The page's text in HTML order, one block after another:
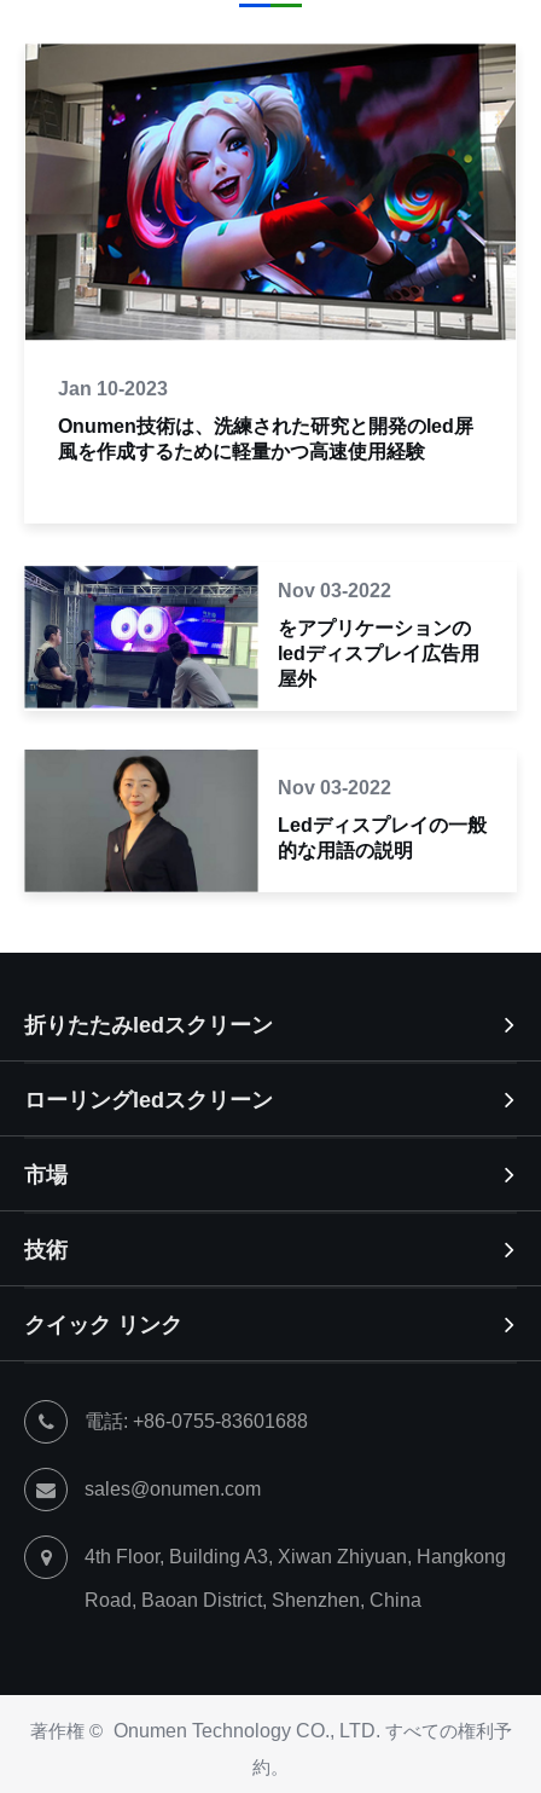
Jan 10-2023
Onumen技術は、洗練された研究と開発のled屏
風を作成するために軽量かつ高速使用経験
Nov 03-2022
をアプリケーションの
ledディスプレイ広告用
屋外
Nov 03-2022
Ledディスプレイの一般
的な用語の説明
折りたたみledスクリーン
ローリングledスクリーン
市場
技術
クイック リンク
電話: +86-0755-83601688
sales@onumen.com
4th Floor, Building A3, Xiwan Zhiyuan, Hangkong
Road, Baoan District, Shenzhen, China
著作権 © Onumen Technology CO., LTD. すべての権利予
約。